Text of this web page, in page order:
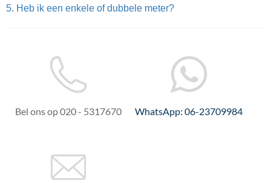
Heb ik een enkele of dubbele meter?
Bel ons op 020 - 5317670 WhatsApp: 06-23709984